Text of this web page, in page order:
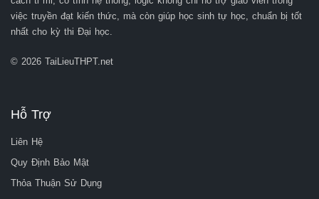
việc truyền đạt kiến thức, mà còn giúp học sinh tự học, chuẩn bị tốt
nhất cho kỳ thi Đại học.
© 2026 TaiLieuTHPT.net
Hỗ Trợ
Liên Hệ
Quy Định Bảo Mật
Thỏa Thuận Sử Dụng